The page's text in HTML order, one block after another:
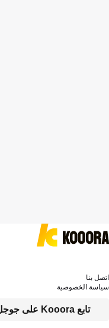
تابع Kooora على جوجل
اتصل بنا
سياسة الخصوصية